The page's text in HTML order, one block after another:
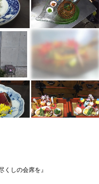
くしの会席を』